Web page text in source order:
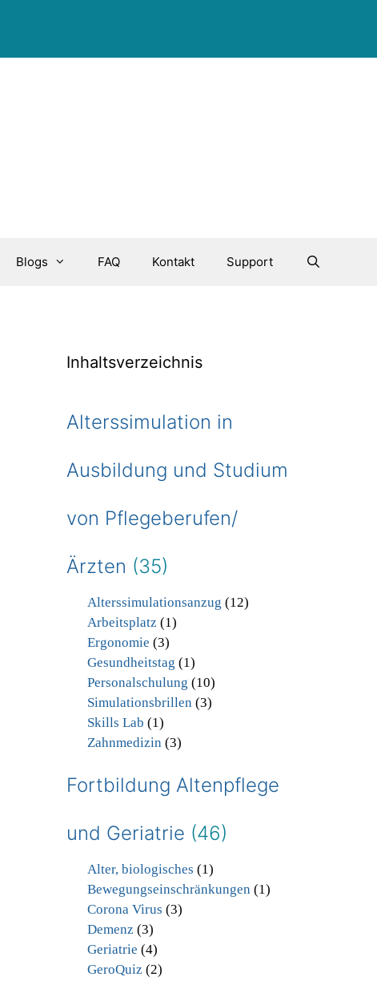
Blogs FAQ Kontakt Support
Inhaltsverzeichnis
Alterssimulation in
Ausbildung und Studium
von Pflegeberufen/
Ärzten (35)
Alterssimulationsanzug (12)
Arbeitsplatz (1)
Ergonomie (3)
Gesundheitstag (1)
Personalschulung (10)
Simulationsbrillen (3)
Skills Lab (1)
Zahnmedizin (3)
Fortbildung Altenpflege
und Geriatrie (46)
Alter, biologisches (1)
Bewegungseinschränkungen (1)
Corona Virus (3)
Demenz (3)
Geriatrie (4)
GeroQuiz (2)